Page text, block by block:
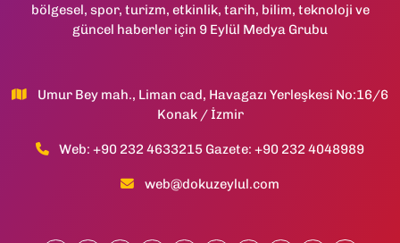
bölgesel, spor, turizm, etkinlik, tarih, bilim, teknoloji ve
güncel haberler için 9 Eylül Medya Grubu
Umur Bey mah., Liman cad, Havagazı Yerleşkesi No:16/6
Konak / İzmir
Web: +90 232 4633215 Gazete: +90 232 4048989
web@dokuzeylul.com